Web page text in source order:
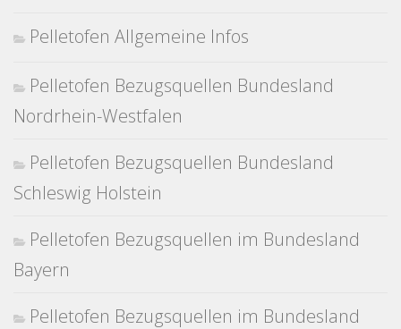
Pelletofen Allgemeine Infos
Pelletofen Bezugsquellen Bundesland
Nordrhein-Westfalen
Pelletofen Bezugsquellen Bundesland
Schleswig Holstein
Pelletofen Bezugsquellen im Bundesland
Bayern
Pelletofen Bezugsquellen im Bundesland